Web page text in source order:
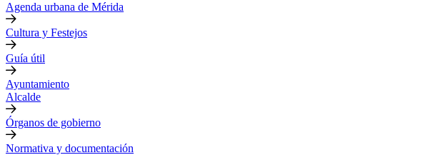
Agenda urbana de Mérida
Cultura y Festejos
Guía útil
Ayuntamiento
Alcalde
Órganos de gobierno
Normativa y documentación